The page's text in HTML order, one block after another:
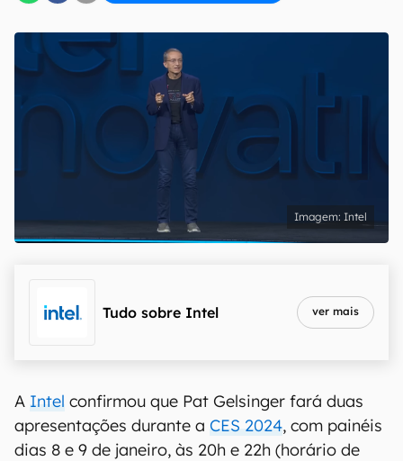
Uso e Política de Privacidade do Canaltech.
Intel
Tudo sobre Intel ver mais
A Intel confirmou que Pat Gelsinger fará duas
apresentações durante a CES 2024, com painéis
dias 8 e 9 de janeiro, às 20h e 22h (horário de